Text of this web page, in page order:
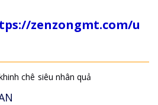
zenzongmt.com/u
chê siêu nhân quả